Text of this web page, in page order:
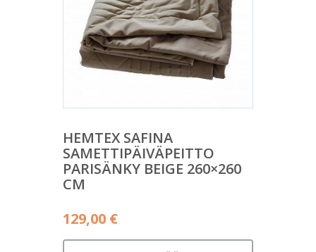
HEMTEX SAFINA
SAMETTIPÄIVÄPEITTO
PARISÄNKY BEIGE 260×260
CM
129,00 €